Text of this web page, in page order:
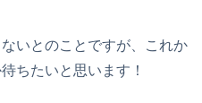
いとのことですが、これか
ちたいと思います！